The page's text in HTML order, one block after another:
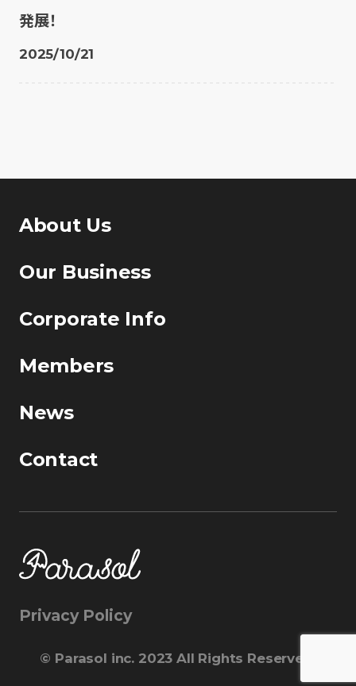
発展！
2025/10/21
About Us
Our Business
Corporate Info
Members
News
Contact
Privacy Policy
©︎ Parasol inc. 2023 All Rights Reserved.